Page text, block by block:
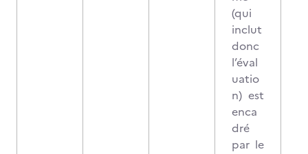
(qui
inclut
donc
l’éval
uatio
n) est
enca
dré
par le